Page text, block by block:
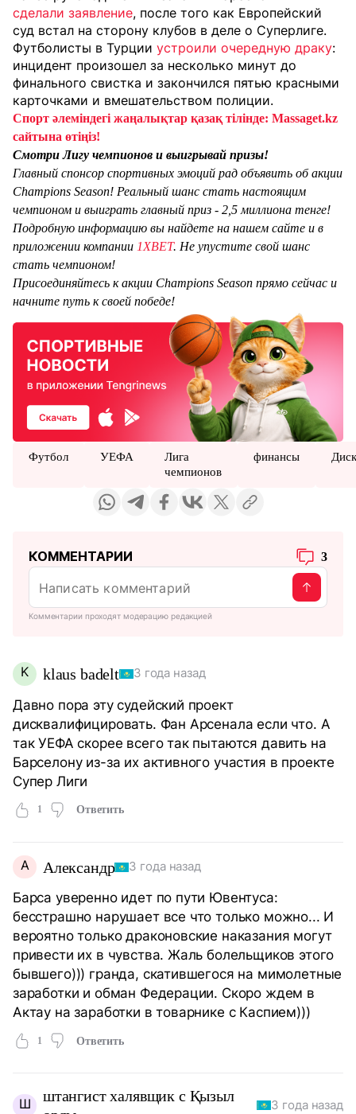
сделали заявление, после того как Европейский
суд встал на сторону клубов в деле о Суперлиге.
Футболисты в Турции устроили очередную драку:
инцидент произошел за несколько минут до
финального свистка и закончился пятью красными
карточками и вмешательством полиции.
Спорт әлеміндегі жаңалықтар қазақ тілінде: Massaget.kz
сайтына өтіңіз!
Смотри Лигу чемпионов и выигрывай призы!
Главный спонсор спортивных эмоций рад объявить об акции
Champions Season! Реальный шанс стать настоящим
чемпионом и выиграть главный приз - 2,5 миллиона тенге!
Подробную информацию вы найдете на нашем сайте и в
приложении компании 1XBET. Не упустите свой шанс
стать чемпионом!
Присоединяйтесь к акции Champions Season прямо сейчас и
начните путь к своей победе!
Футбол УЕФА
Лига
чемпионов
финансы
КОММЕНТАРИИ 3
Комментарии проходят модерацию редакцией
K klaus badelt 3 года назад
Давно пора эту судейский проект
дисквалифицировать. Фан Арсенала если что. А
так УЕФА скорее всего так пытаются давить на
Барселону из-за их активного участия в проекте
Супер Лиги
1 Ответить
А Александр 3 года назад
Барса уверенно идет по пути Ювентуса:
бесстрашно нарушает все что только можно... И
вероятно только драконовские наказания могут
привести их в чувства. Жаль болельщиков этого
бывшего))) гранда, скатившегося на мимолетные
заработки и обман Федерации. Скоро ждем в
Актау на заработки в товарнике с Каспием)))
1 Ответить
Ш
штангист халявщик с Қызыл
3 года назад